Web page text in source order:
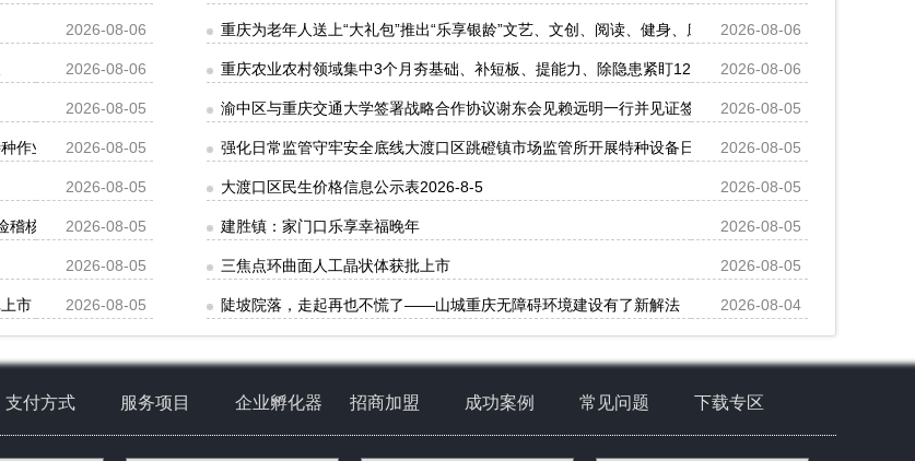
2026-08-06 重庆为老年人送上“大礼包”推出“乐享银龄”文艺、文创、阅读、健身、康养、科普六大系列主题活动
2026-08-06
2026-08-06 重庆农业农村领域集中3个月夯基础、补短板、提能力、除隐患紧盯12个重点领域打好安全生产“保卫战”
2026-08-06
2026-08-05 渝中区与重庆交通大学签署战略合作协议谢东会见赖远明一行并见证签约 2026-08-05
作业人员操作资格证书名单的公告
2026-08-05 强化日常监管守牢安全底线大渡口区跳磴镇市场监管所开展特种设备日常检查2026-08-05
2026-08-05 大渡口区民生价格信息公示表2026-8-5 2026-08-05
核通知书》送达公告
2026-08-05 建胜镇：家门口乐享幸福晚年 2026-08-05
2026-08-05 三焦点环曲面人工晶状体获批上市 2026-08-05
市 2026-08-05 陡坡院落，走起再也不慌了——山城重庆无障碍环境建设有了新解法 2026-08-04
支付方式 服务项目 企业孵化器 招商加盟 成功案例 常见问题 下载专区